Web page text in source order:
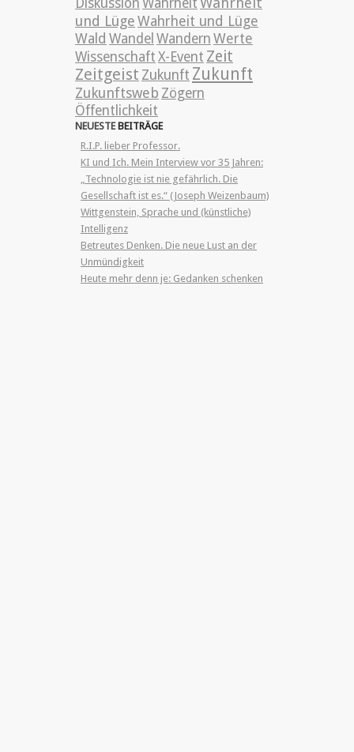
und Lüge Wahrheit und Lüge
Wald Wandel Wandern Werte
Wissenschaft X-Event Zeit
Zeitgeist Zukunft Zukunft
Zukunftsweb Zögern
Öffentlichkeit
NEUESTEBEITRÄGE
R.I.P. lieber Professor.
KI und Ich. Mein Interview vor 35 Jahren:
„Technologie ist nie gefährlich. Die
Gesellschaft ist es.“ (Joseph Weizenbaum)
Wittgenstein, Sprache und (künstliche)
Intelligenz
Betreutes Denken. Die neue Lust an der
Unmündigkeit
Heute mehr denn je: Gedanken schenken